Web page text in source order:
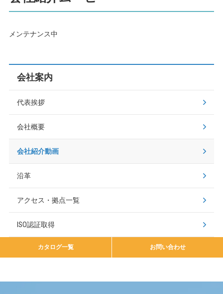
メンテナンス中
会社案内
代表挨拶
会社概要
会社紹介動画
沿革
アクセス・拠点一覧
ISO認証取得
カタログ一覧 お問い合わせ